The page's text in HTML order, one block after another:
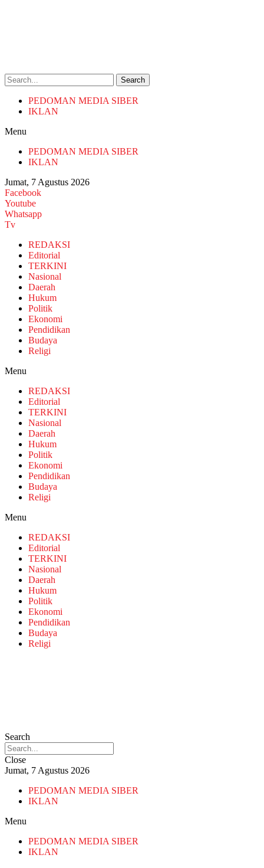
Search
PEDOMAN MEDIA SIBER
IKLAN
Menu
PEDOMAN MEDIA SIBER
IKLAN
Jumat, 7 Agustus 2026
Facebook
Youtube
Whatsapp
Tv
REDAKSI
Editorial
TERKINI
Nasional
Daerah
Hukum
Politik
Ekonomi
Pendidikan
Budaya
Religi
Menu
REDAKSI
Editorial
TERKINI
Nasional
Daerah
Hukum
Politik
Ekonomi
Pendidikan
Budaya
Religi
Menu
REDAKSI
Editorial
TERKINI
Nasional
Daerah
Hukum
Politik
Ekonomi
Pendidikan
Budaya
Religi
Search
Close
Jumat, 7 Agustus 2026
PEDOMAN MEDIA SIBER
IKLAN
Menu
PEDOMAN MEDIA SIBER
IKLAN